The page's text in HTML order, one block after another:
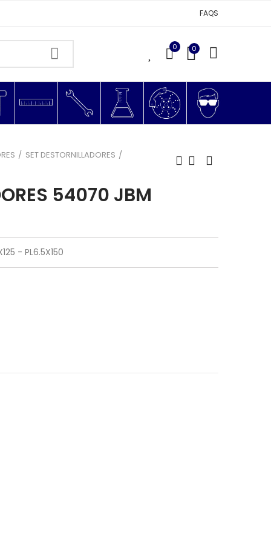
FAQS
0 0
SET DESTORNILLADORES
54070 JBM
- PL6.5X150